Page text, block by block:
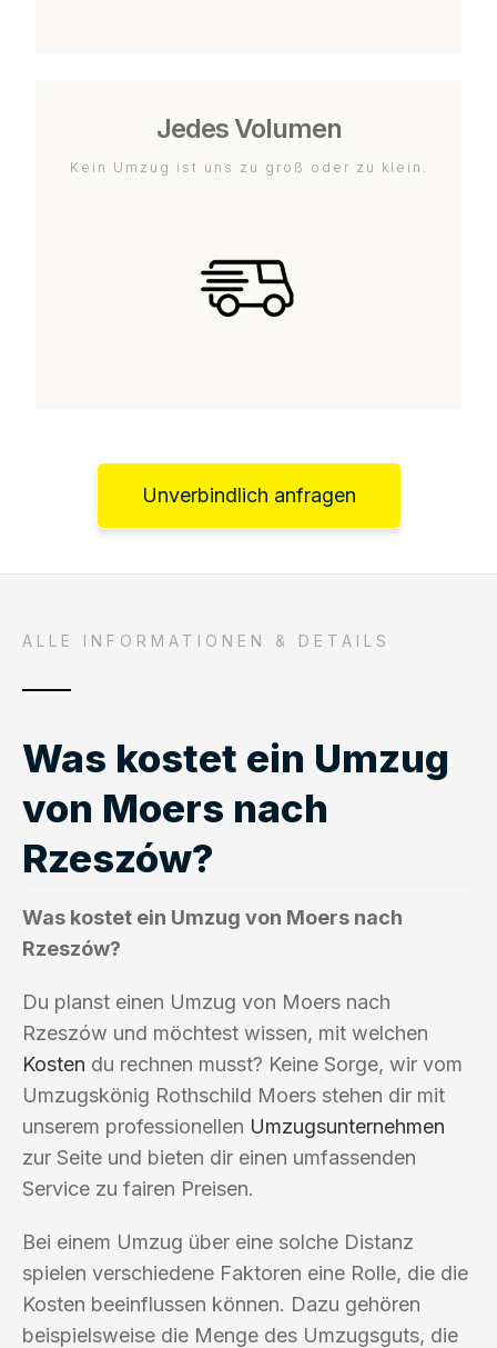
Jedes Volumen
Kein Umzug ist uns zu groß oder zu klein.
Unverbindlich anfragen
ALLE INFORMATIONEN & DETAILS
Was kostet ein Umzug
von Moers nach
Rzeszów?
Was kostet ein Umzug von Moers nach
Rzeszów?
Du planst einen Umzug von Moers nach
Rzeszów und möchtest wissen, mit welchen
Kosten du rechnen musst? Keine Sorge, wir vom
Umzugskönig Rothschild Moers stehen dir mit
unserem professionellen Umzugsunternehmen
zur Seite und bieten dir einen umfassenden
Service zu fairen Preisen.
Bei einem Umzug über eine solche Distanz
spielen verschiedene Faktoren eine Rolle, die die
Kosten beeinflussen können. Dazu gehören
beispielsweise die Menge des Umzugsguts, die